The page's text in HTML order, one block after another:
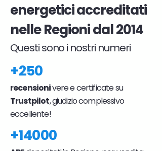
energetici accreditati
nelle Regioni dal 2014
Questi sono i nostri numeri
+250
recensionivere e certificate su
Trustpilot, giudizio complessivo
eccellente!
+14000